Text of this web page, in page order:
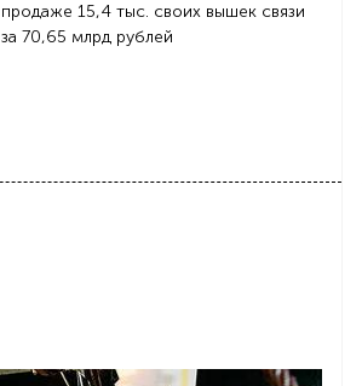
продаже 15,4 тыс. своих вышек связи
за 70,65 млрд рублей